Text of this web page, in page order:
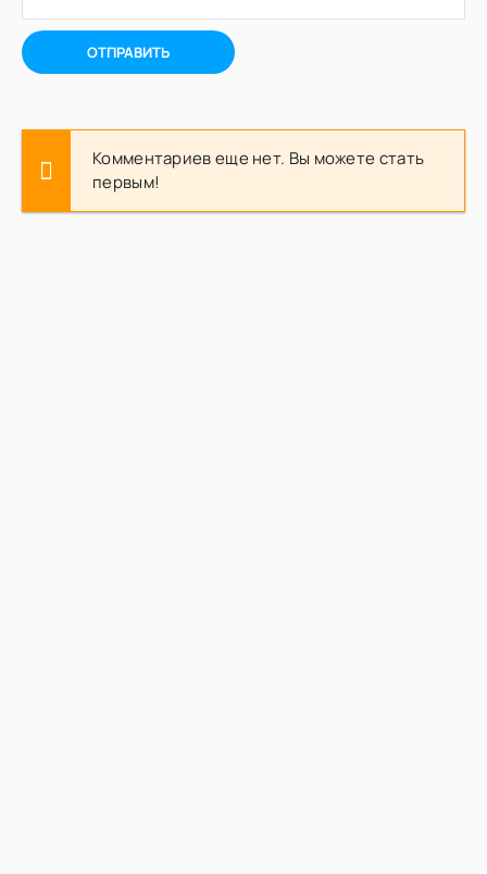
ОТПРАВИТЬ
Комментариев еще нет. Вы можете стать
первым!